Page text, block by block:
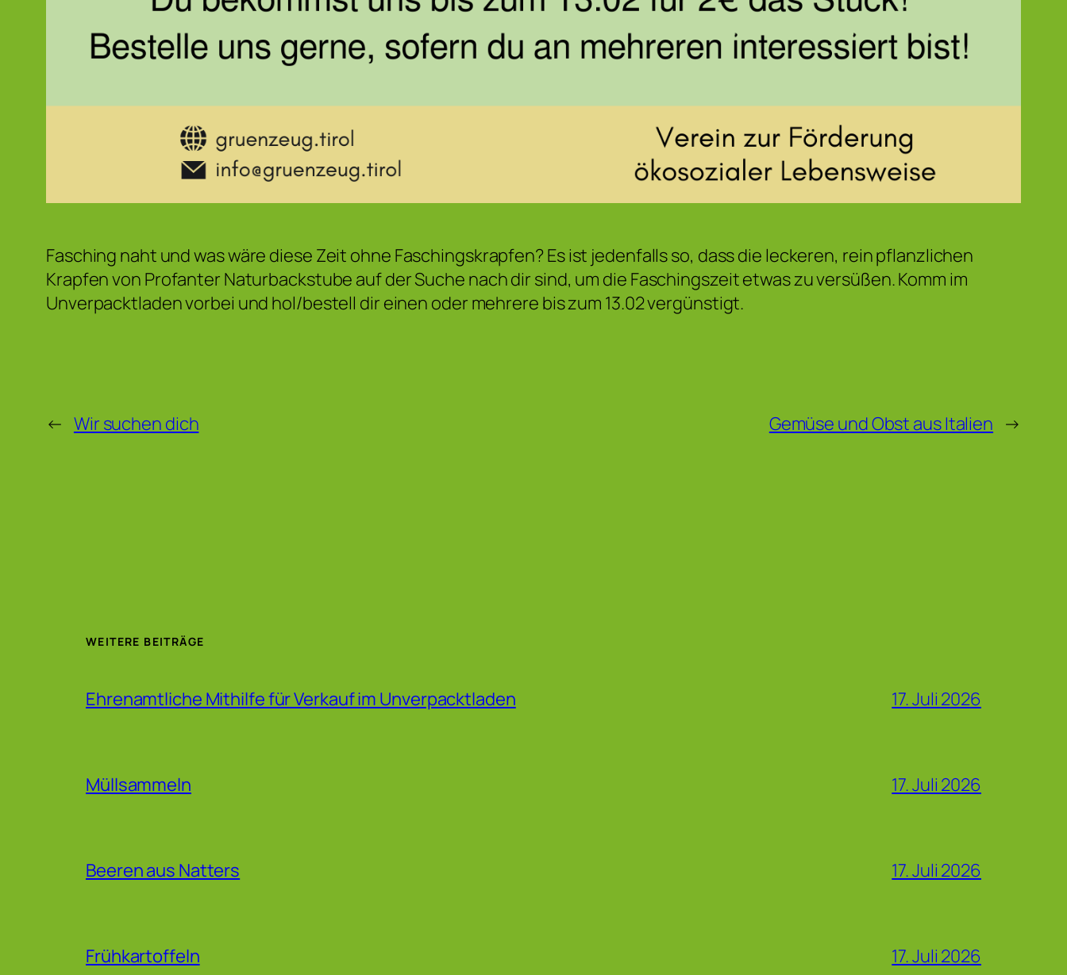
Fasching naht und was wäre diese Zeit ohne Faschingskrapfen? Es ist jedenfalls so, dass die leckeren, rein pflanzlichen
Krapfen von Profanter Naturbackstube auf der Suche nach dir sind, um die Faschingszeit etwas zu versüßen. Komm im
Unverpacktladen vorbei und hol/bestell dir einen oder mehrere bis zum 13.02 vergünstigt.
← Wir suchen dich Gemüse und Obst aus Italien →
WEITERE BEITRÄGE
Ehrenamtliche Mithilfe für Verkauf im Unverpacktladen 17. Juli 2026
Müllsammeln 17. Juli 2026
Beeren aus Natters 17. Juli 2026
Frühkartoffeln 17. Juli 2026